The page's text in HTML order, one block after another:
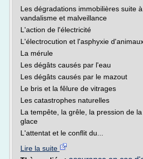
Les dégradations immobilières suite
vandalisme et malveillance
L'action de l'électricité
L'électrocution et l'asphyxie
La mérule
Les dégâts causés par l'eau
Les dégâts causés par le mazout
Le bris et la fêlure de vitrages
Les catastrophes naturelles
La tempête, la grêle, la pression de
glace
L'attentat et le conflit du...
Lire la suite